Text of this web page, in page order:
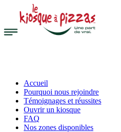
Accueil
Pourquoi nous rejoindre
Témoignages et réussites
Ouvrir un kiosque
FAQ
Nos zones disponibles